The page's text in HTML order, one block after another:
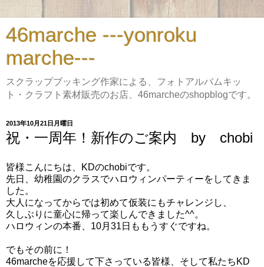
46marche ---yonroku
marche---
スクラップブッキング作家による、フォトアルバムキッ
ト・クラフト素材販売のお店、46marcheのshopblogです。
2013年10月21日月曜日
祝・一周年！新作のご案内 by chobi
皆様こんにちは、KDのchobiです。
先日、幼稚園のクラスでハロウィンパーティーをしてきま
した。
大人になってからでは初めて仮装にもチャレンジし、
久しぶりに童心に帰って楽しんできました^^。
ハロウィンの本番、10月31日ももうすぐですね。
でもその前に！
46marcheを応援して下さっている皆様、そして私たちKD